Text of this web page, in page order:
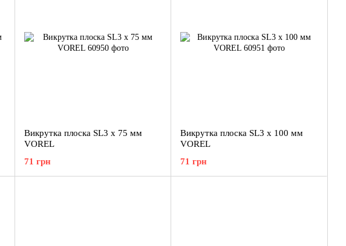
Викрутка плоска SL3 x 75 мм
VOREL
71 грн
Викрутка плоска SL3 x 100 мм
VOREL
71 грн